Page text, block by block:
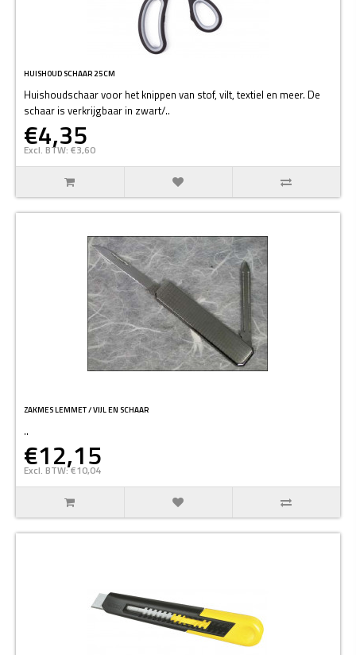
HUISHOUD SCHAAR 25CM
Huishoudschaar voor het knippen van stof, vilt, textiel en meer. De
schaar is verkrijgbaar in zwart/..
€4,35
Excl. BTW: €3,60
ZAKMES LEMMET / VIJL EN SCHAAR
..
€12,15
Excl. BTW: €10,04